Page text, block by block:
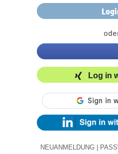
Log in
NEUANMELDUNG |